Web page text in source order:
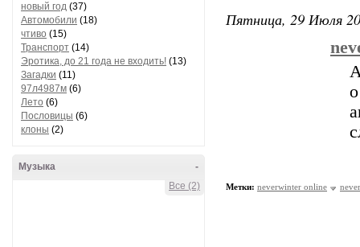
новый год (37)
Автомобили (18)
чтиво (15)
Транспорт (14)
Эротика, до 21 года не входить! (13)
Загадки (11)
97л4987м (6)
Лето (6)
Пословицы (6)
клоны (2)
-
Музыка
Все (2)
Пятница, 29 Июля
Метки: neverwinter online